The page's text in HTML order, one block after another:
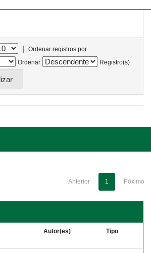
|
Ordenar registros por
Ordenar
Registro(s)
Anterior 1 Póximo
Autor(es) Tipo